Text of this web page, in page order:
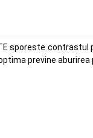
sporeste
previne